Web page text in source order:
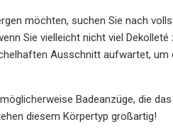
möchten, suchen Sie nach
Sie vielleicht nicht viel
Ausschnitt aufwartet,
Badeanzüge, die
diesem Körpertyp großartig!